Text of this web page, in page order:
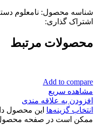
شناسه محصول: نامعلوم
اشتراک گذاری:
محصولات مرتبط
Add to compare
مشاهده سریع
افزودن به علاقه مندی
انتخاب گزینه‌ها این محصول
ممکن است در صفحه محصول